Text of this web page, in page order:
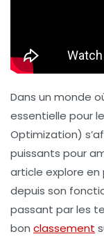
Dans un monde
essentielle pour
Optimization)
puissants pour
article explore en
depuis son
passant par les
bon classement